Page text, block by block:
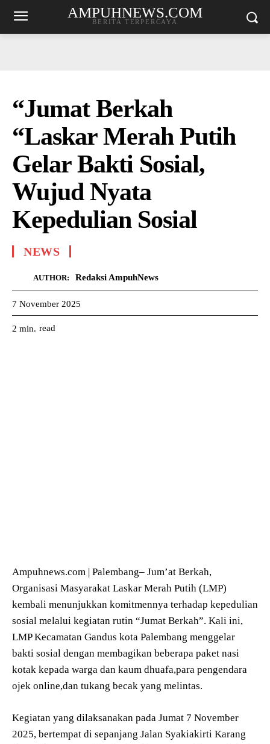
AMPUHNEWS.COM
BERITA TERPERCAYA
“Jumat Berkah
“Laskar Merah Putih
Gelar Bakti Sosial,
Wujud Nyata
Kepedulian Sosial
NEWS
AUTHOR: Redaksi AmpuhNews
7 November 2025
2 min. read
Ampuhnews.com | Palembang– Jum’at Berkah,
Organisasi Masyarakat Laskar Merah Putih (LMP)
kembali menunjukkan komitmennya terhadap kepedulian
sosial melalui kegiatan rutin “Jumat Berkah”. Kali ini,
LMP Kecamatan Gandus kota Palembang menggelar
bakti sosial dengan membagikan beberapa paket nasi
kotak kepada warga dan kaum dhuafa,para pengendara
ojek online,dan tukang becak yang melintas.
Kegiatan yang dilaksanakan pada Jumat 7 November
2025, bertempat di sepanjang Jalan Syakiakirti Karang